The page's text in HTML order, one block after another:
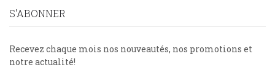
S'ABONNER
Recevez chaque mois nos nouveautés, nos promotions et
notre actualité!